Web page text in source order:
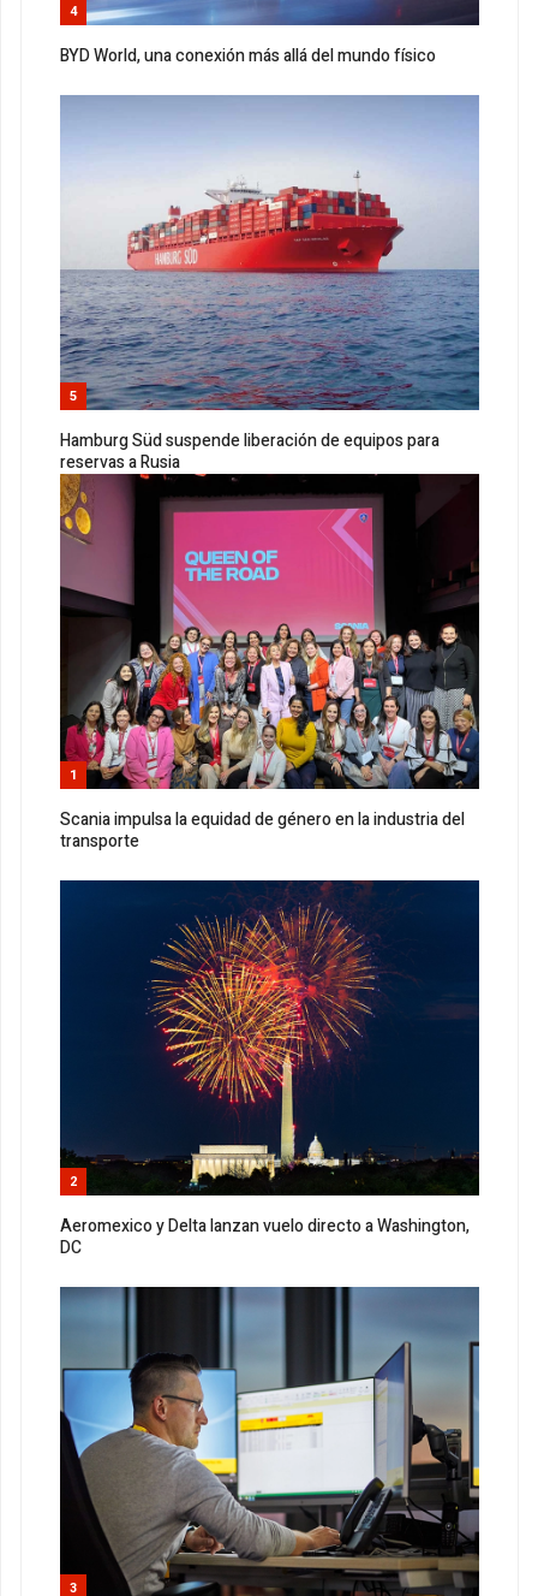
4
BYD World, una conexión más allá del mundo físico
5
Hamburg Süd suspende liberación de equipos para
reservas a Rusia
1
Scania impulsa la equidad de género en la industria del
transporte
2
Aeromexico y Delta lanzan vuelo directo a Washington,
DC
3